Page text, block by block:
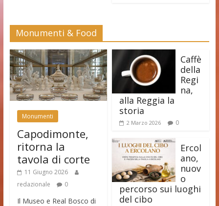
Monumenti & Food
Monumenti
Capodimonte,
ritorna la
tavola di corte
11 Giugno 2026
redazionale
0
Il Museo e Real Bosco di
Caffè
della
Regi
na,
alla Reggia la
storia
2 Marzo 2026 0
Ercol
ano,
nuov
o
percorso sui luoghi
del cibo